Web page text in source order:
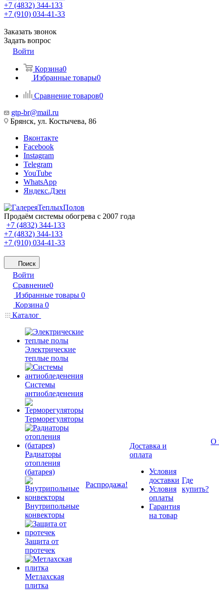
+7 (4832) 344-133
+7 (910) 034-41-33
Заказать звонок
Задать вопрос
Войти
Корзина0
Избранные товары0
Сравнение товаров0
gtp-br@mail.ru
Брянск, ул. Костычева, 86
Вконтакте
Facebook
Instagram
Telegram
YouTube
WhatsApp
Яндекс.Дзен
Продаём системы обогрева с 2007 года
+7 (4832) 344-133
+7 (4832) 344-133
+7 (910) 034-41-33
Поиск
Войти
Сравнение0
Избранные товары 0
Корзина 0
Каталог
Электрические
теплые полы
Системы
антиобледенения
Терморегуляторы
Радиаторы
отопления
(батарея)
Внутрипольные
конвекторы
Защита от
протечек
Метлахская
плитка
Распродажа!
Доставка и
оплата
Условия
доставки
Условия
оплаты
Гарантия
на товар
Где
купить?
О